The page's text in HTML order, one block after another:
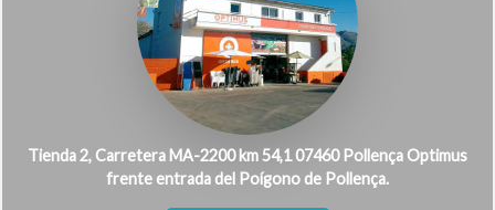
Tienda 2, Carretera MA-2200 km 54,1 07460 Pollença Optimus
frente entrada del Poígono de Pollença.